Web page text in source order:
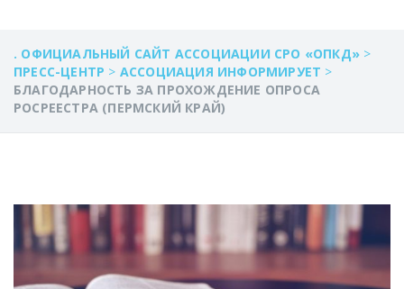
. ОФИЦИАЛЬНЫЙ САЙТ АССОЦИАЦИИ СРО «ОПКД» >
ПРЕСС-ЦЕНТР > АССОЦИАЦИЯ ИНФОРМИРУЕТ >
БЛАГОДАРНОСТЬ ЗА ПРОХОЖДЕНИЕ ОПРОСА
РОСРЕЕСТРА (ПЕРМСКИЙ КРАЙ)